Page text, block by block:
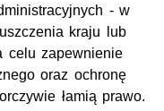
- w
kraju lub
celu zapewnienie
oraz ochronę
łamią prawo.